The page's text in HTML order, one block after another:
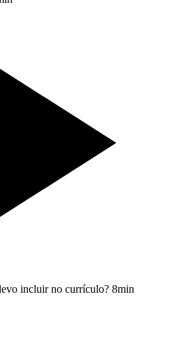
incluir no currículo? 8min